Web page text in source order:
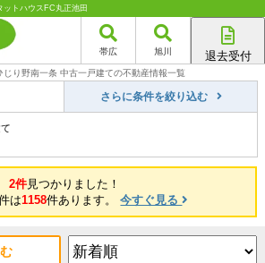
トハウスFC丸正池田
帯広 旭川 退去受付
旭川店
じり野南一条 中古一戸建ての不動産情報一覧
さらに条件を絞り込む
2件見つかりました！
は1158件あります。今すぐ見る